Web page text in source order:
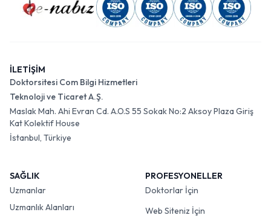
İLETİŞİM
Doktorsitesi Com Bilgi Hizmetleri
Teknoloji ve Ticaret A.Ş.
Maslak Mah. Ahi Evran Cd. A.O.S 55 Sokak No:2 Aksoy Plaza Giriş
Kat Kolektif House
İstanbul, Türkiye
SAĞLIK
Uzmanlar
Uzmanlık Alanları
PROFESYONELLER
Doktorlar İçin
Web Siteniz İçin